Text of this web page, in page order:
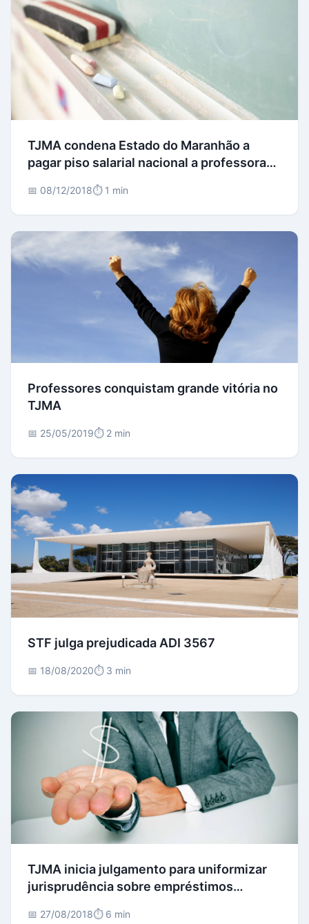
TJMA condena Estado do Maranhão a
pagar piso salarial nacional a professora
📅 08/12/2018⏱️ 1 min
Professores conquistam grande vitória no
TJMA
📅 25/05/2019⏱️ 2 min
STF julga prejudicada ADI 3567
📅 18/08/2020⏱️ 3 min
TJMA inicia julgamento para uniformizar
jurisprudência sobre empréstimos
📅 27/08/2018⏱️ 6 min